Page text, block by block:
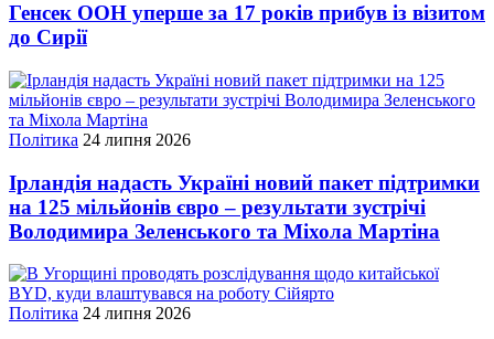
Генсек ООН уперше за 17 років прибув із візитом
до Сирії
Політика 24 липня 2026
Ірландія надасть Україні новий пакет підтримки
на 125 мільйонів євро – результати зустрічі
Володимира Зеленського та Міхола Мартіна
Політика 24 липня 2026